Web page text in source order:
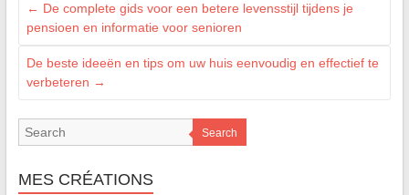
← De complete gids voor een betere levensstijl tijdens je
pensioen en informatie voor senioren
De beste ideeën en tips om uw huis eenvoudig en effectief te
verbeteren →
Search
MES CRÉATIONS